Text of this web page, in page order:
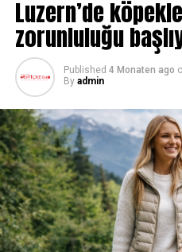
Luzern’de
zorunluluğu
Published 4 Monaten ago
By admin